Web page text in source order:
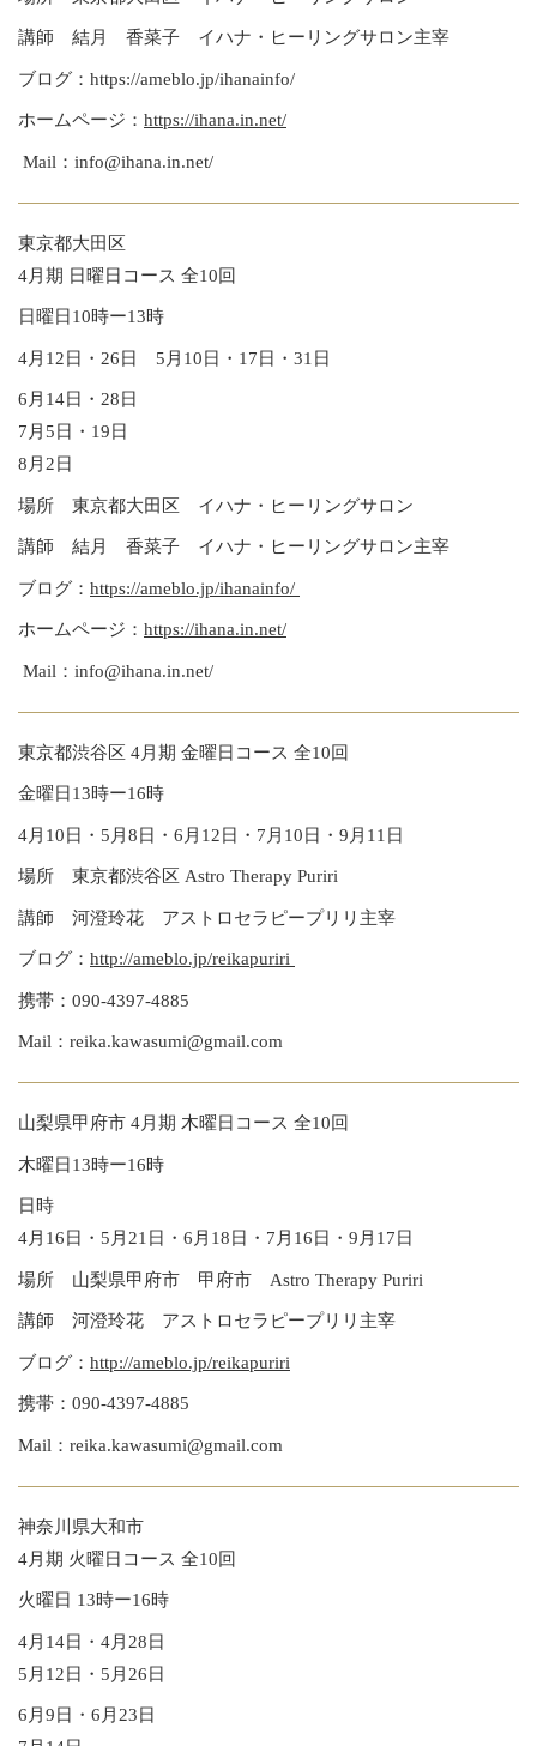
講師 結月 香菜子 イハナ・ヒーリングサロン主宰
ブログ： https://ameblo.jp/ihanainfo/
ホームページ： https://ihana.in.net/
Mail：info@ihana.in.net/
東京都大田区
4月期 日曜日コース 全10回
日曜日10時ー13時
4月12日・26日 5月10日・17日・31日
6月14日・28日
7月5日・19日
8月2日
場所 東京都大田区 イハナ・ヒーリングサロン
講師 結月 香菜子 イハナ・ヒーリングサロン主宰
ブログ： https://ameblo.jp/ihanainfo/
ホームページ： https://ihana.in.net/
Mail：info@ihana.in.net/
東京都渋谷区 4月期 金曜日コース 全10回
金曜日13時ー16時
4月10日・5月8日・6月12日・7月10日・9月11日
場所 東京都渋谷区 Astro Therapy Puriri
講師 河澄玲花 アストロセラピープリリ主宰
ブログ： http://ameblo.jp/reikapuriri
携帯：090-4397-4885
Mail：reika.kawasumi@gmail.com
山梨県甲府市 4月期 木曜日コース 全10回
木曜日13時ー16時
日時
4月16日・5月21日・6月18日・7月16日・9月17日
場所 山梨県甲府市 甲府市 Astro Therapy Puriri
講師 河澄玲花 アストロセラピープリリ主宰
ブログ： http://ameblo.jp/reikapuriri
携帯：090-4397-4885
Mail：reika.kawasumi@gmail.com
神奈川県大和市
4月期 火曜日コース 全10回
火曜日 13時ー16時
4月14日・4月28日
5月12日・5月26日
6月9日・6月23日